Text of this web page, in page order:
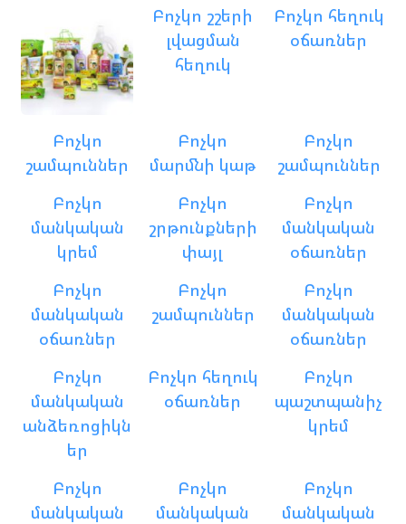
Բոչկո շշերի
լվացման
հեղուկ
Բոչկո հեղուկ
օճառներ
Բոչկո
շամպուններ
Բոչկո
մարմնի կաթ
Բոչկո
շամպուններ
Բոչկո
մանկական
կրեմ
Բոչկո
շրթունքների
փայլ
Բոչկո
մանկական
օճառներ
Բոչկո
մանկական
օճառներ
Բոչկո
շամպուններ
Բոչկո
մանկական
օճառներ
Բոչկո
մանկական
անձեռոցիկն
եր
Բոչկո հեղուկ
օճառներ
Բոչկո
պաշտպանիչ
կրեմ
Բոչկո
մանկական
Բոչկո
մանկական
Բոչկո
մանկական